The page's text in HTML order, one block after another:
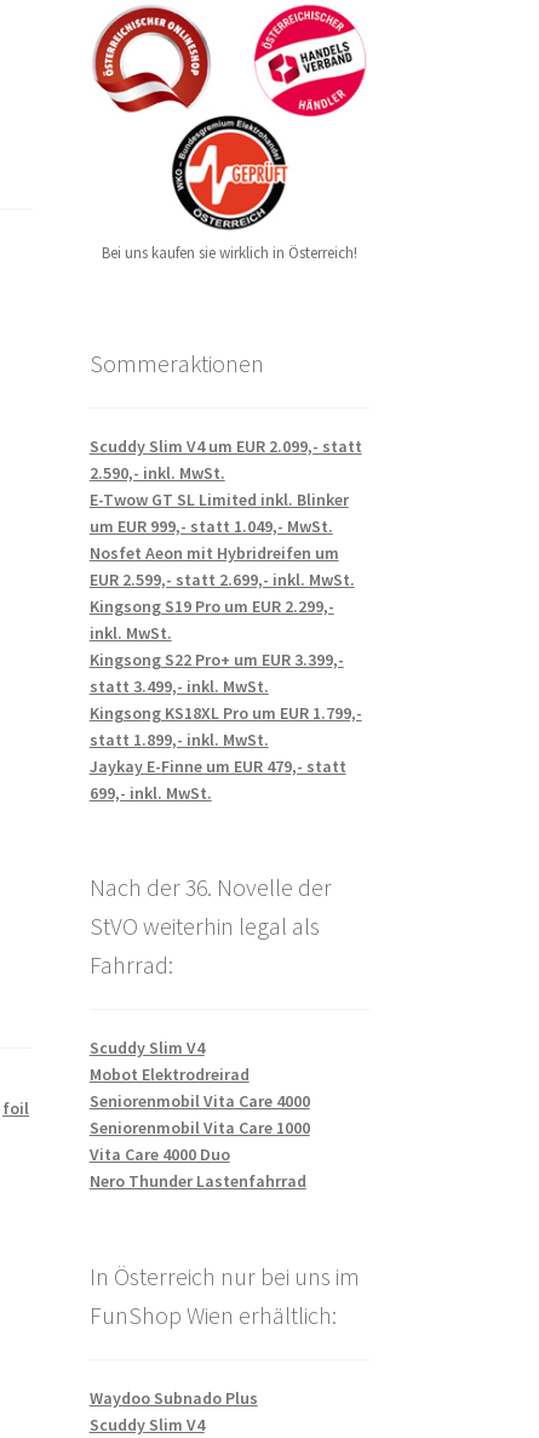
foil
Bei uns kaufen sie wirklich in Österreich!
Sommeraktionen
Scuddy Slim V4 um EUR 2.099,- statt
2.590,- inkl. MwSt.
E-Twow GT SL Limited inkl. Blinker
um EUR 999,- statt 1.049,- MwSt.
Nosfet Aeon mit Hybridreifen um
EUR 2.599,- statt 2.699,- inkl. MwSt.
Kingsong S19 Pro um EUR 2.299,-
inkl. MwSt.
Kingsong S22 Pro+ um EUR 3.399,-
statt 3.499,- inkl. MwSt.
Kingsong KS18XL Pro um EUR 1.799,-
statt 1.899,- inkl. MwSt.
Jaykay E-Finne um EUR 479,- statt
699,- inkl. MwSt.
Nach der 36. Novelle der
StVO weiterhin legal als
Fahrrad:
Scuddy Slim V4
Mobot Elektrodreirad
Seniorenmobil Vita Care 4000
Seniorenmobil Vita Care 1000
Vita Care 4000 Duo
Nero Thunder Lastenfahrrad
In Österreich nur bei uns im
FunShop Wien erhältlich:
Waydoo Subnado Plus
Scuddy Slim V4